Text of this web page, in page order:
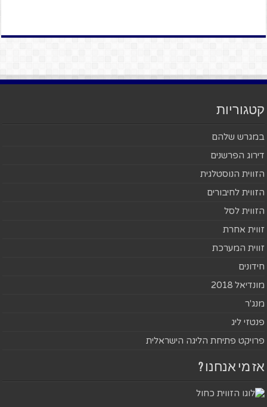
קטגוריות
במגרש שלהם
דירוג הפרשנים
הזווית הנוסטלגית
הזווית לחיבורים
הזווית לסל
זווית אחרת
זווית המערכת
חידונים
מונדיאל 2018
מנג'ר
פנטזי ליג
פרויקט פתיחת הליגה הישראלית
אז מי אנחנו ?